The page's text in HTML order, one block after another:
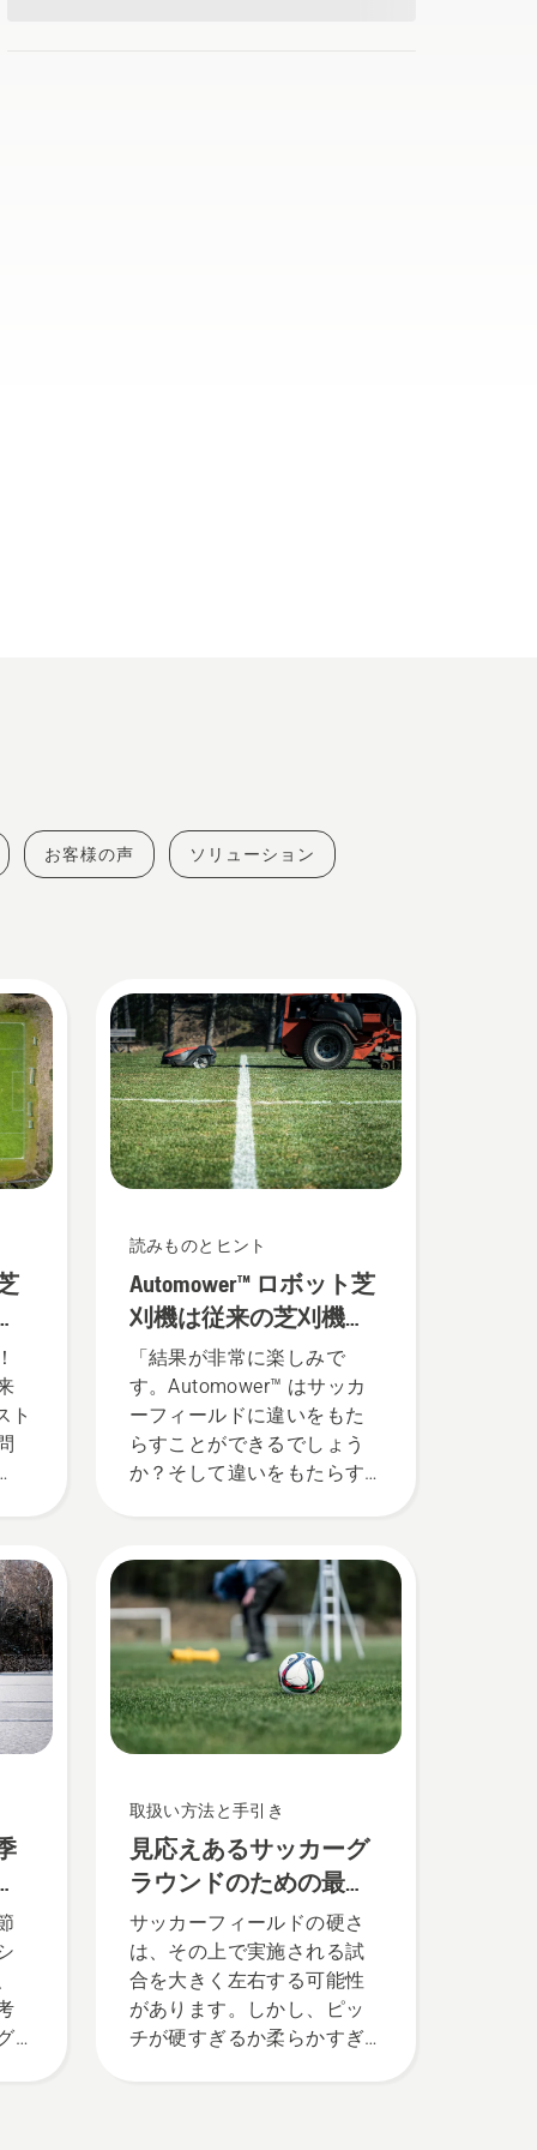
お客様の声 ソリューション
ト
読みものとヒント
Automower™ ロボット芝
刈機は従来の芝刈機よ
りも優れているのでし
ょうか？
「結果が非常に楽しみで
す。Automower™ はサッカ
ーフィールドに違いをもた
らすことができるでしょう
か？そして違いをもたらす
うか？」この問いは、スウ
ェーデンの国立サッカース
タジアム、フレンズアリー
ナでヘッドグラウンドキー
パーを務めている Simeon
Liljenberg 氏のものです。そ
して、彼が待っている結果
は、これから行われるテス
トでは、プロ仕様の
Automower™ ロボット芝刈
機でピッチの半分の芝刈り
ー芝刈機で残りの半分の芝
刈りをします。最高の芝生
を作り出すのはどちらでし
ょうか？
取扱い方法と手引き
見応えあるサッカーグ
ラウンドのための最適
な環境整備
サッカーフィールドの硬さ
は、その上で実施される試
合を大きく左右する可能性
があります。しかし、ピッ
チが硬すぎるか柔らかすぎ